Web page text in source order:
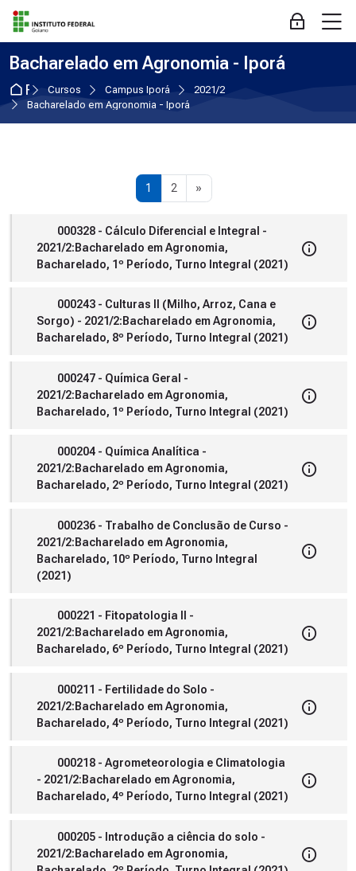
Skip to navigation
Skip to login form
Ir para o conteúdo principal
Skip to accessibility options
Skip to footer
Skip accessibility options
Acessar
Bacharelado em Agronomia - Iporá
Página inicial
Cursos Campus Iporá
2021/2
Bacharelado em Agronomia - Iporá
1 Página 1
2Página 2
»
000328 - Cálculo Diferencial e Integral -
2021/2:Bacharelado em Agronomia,
Bacharelado, 1º Período, Turno Integral (2021)
000243 - Culturas II (Milho, Arroz, Cana e
Sorgo) - 2021/2:Bacharelado em Agronomia,
Bacharelado, 8º Período, Turno Integral (2021)
000247 - Química Geral -
2021/2:Bacharelado em Agronomia,
Bacharelado, 1º Período, Turno Integral (2021)
000204 - Química Analítica -
2021/2:Bacharelado em Agronomia,
Bacharelado, 2º Período, Turno Integral (2021)
000236 - Trabalho de Conclusão de Curso -
2021/2:Bacharelado em Agronomia,
Bacharelado, 10º Período, Turno Integral
(2021)
000221 - Fitopatologia II -
2021/2:Bacharelado em Agronomia,
Bacharelado, 6º Período, Turno Integral (2021)
000211 - Fertilidade do Solo -
2021/2:Bacharelado em Agronomia,
Bacharelado, 4º Período, Turno Integral (2021)
000218 - Agrometeorologia e Climatologia
- 2021/2:Bacharelado em Agronomia,
Bacharelado, 4º Período, Turno Integral (2021)
000205 - Introdução a ciência do solo -
2021/2:Bacharelado em Agronomia,